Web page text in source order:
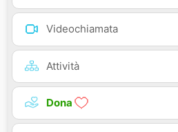
Videochiamata
Attività
Dona